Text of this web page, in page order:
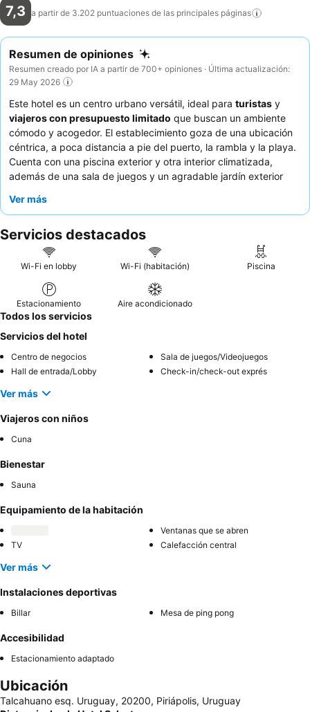
7,3 a partir de 3.202 puntuaciones de las principales páginas
Resumen de opiniones
Resumen creado por IA a partir de 700+ opiniones · Última actualización:
29 May 2026
Este hotel es un centro urbano versátil, ideal para turistas y
viajeros con presupuesto limitado que buscan un ambiente
cómodo y acogedor. El establecimiento goza de una ubicación
céntrica, a poca distancia a pie del puerto, la rambla y la playa.
Cuenta con una piscina exterior y otra interior climatizada,
además de una sala de juegos y un agradable jardín exterior
elservicio excepcional
estancia más tranquila, los huéspedes pueden solicitar una
habitación con vistas al jardín.
Ver más
Servicios destacados
Wi-Fi en lobby Wi-Fi (habitación) Piscina
Estacionamiento Aire acondicionado
Todos los servicios
Servicios del hotel
Centro de negocios
Sala de juegos/Videojuegos
Hall de entrada/Lobby
Check-in/check-out exprés
Ver más
Viajeros con niños
Cuna
Bienestar
Sauna
Equipamiento de la habitación
Ventanas que se abren
TV
Calefacción central
Ver más
Instalaciones deportivas
Billar Mesa de ping pong
Accesibilidad
Estacionamiento adaptado
Ubicación
Talcahuano esq. Uruguay, 20200, Piriápolis, Uruguay